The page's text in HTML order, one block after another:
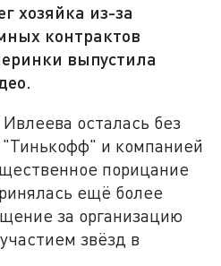
хозяйка из-за
контрактов
выпустила
осталась без
"Тинькофф" и компанией
порицание
ещё более
за организацию
звёзд в